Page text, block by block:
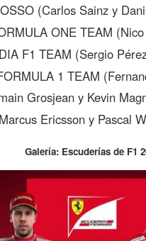
(Carlos Sainz y
ONE TEAM
F1 TEAM (Sergio
1 TEAM
Grosjean y Kevin
Ericsson y Pascal
Galería: Escuderías de F1